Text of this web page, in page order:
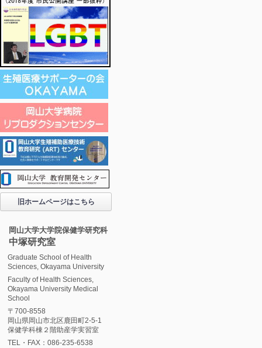
旧ホームページはこちら
岡山大学大学院保健学研究科
中塚研究室
Graduate School of Health
Sciences, Okayama University
Faculty of Health Sciences,
Okayama University Medical
School
〒700-8558
岡山県岡山市北区鹿田町2-5-1
保健学科棟２階助産学実習室
TEL・FAX：086-235-6538